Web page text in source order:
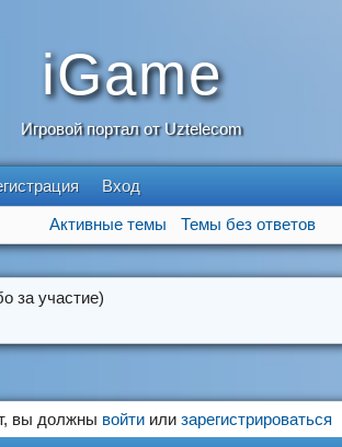
iGame
Игровой портал от Uztelecom
Вход
Активные темы Темы без ответов
за участие)
вы должны войтиили зарегистрироваться